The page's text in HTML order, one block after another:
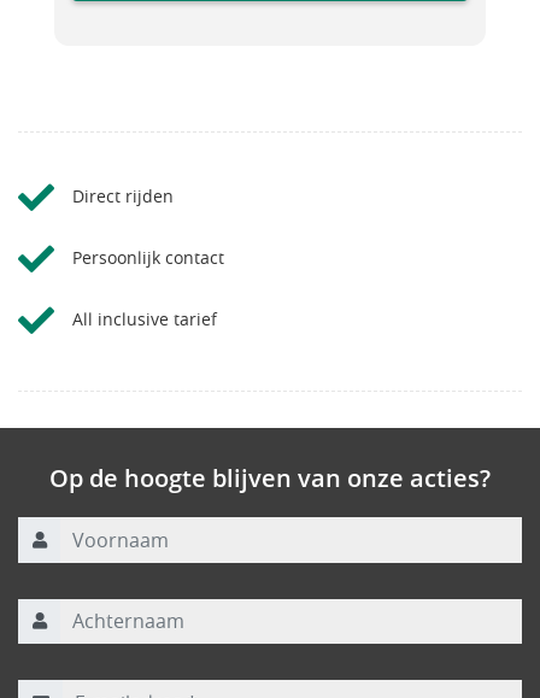
Direct rijden
Persoonlijk contact
All inclusive tarief
Op de hoogte blijven van onze acties?